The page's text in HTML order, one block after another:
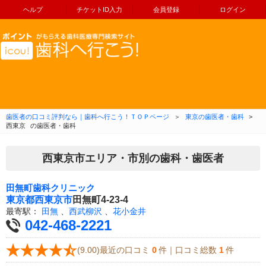
ヘルプ チケットID入力 会員登録 ログイン
コンテンツへ移動
歯医者の口コミ評判なら｜歯科へ行こう！ＴＯＰページ ＞ 東京の歯医者・歯科
>
西東京
の歯医者・歯科
西東京市エリア・市別の歯科・歯医者
田無町歯科クリニック
東京都西東京市田無町4-23-4
最寄駅： 田無 西武柳沢 花小金井
042-468-2221
(9.00)最近の口コミ 0 件｜口コミ総数 1 件